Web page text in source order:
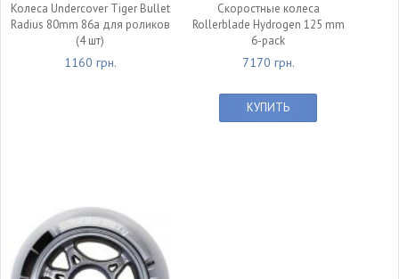
Колеса Undercover Tiger Bullet
Radius 80mm 86a для роликов
(4 шт)
1160 грн.
Скоростные колеса
Rollerblade Hydrogen 125 mm
6-pack
7170 грн.
КУПИТЬ